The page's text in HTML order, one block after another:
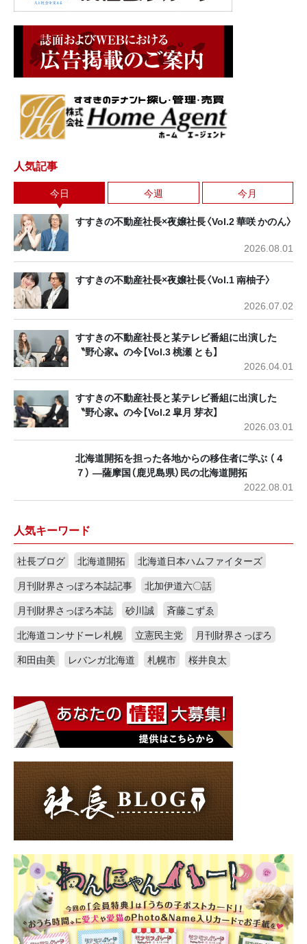
人気記事
今日 今週 今月
すすきの不動産社長×夜嬢社長〈Vol.2 華咲 かのん〉
2026.08.01
すすきの不動産社長×夜嬢社長〈Vol.1 南柚子〉
2026.07.02
すすきの不動産社長と某テレビ番組に出演した
〝野心家〟の今【Vol.3 桃瀬 とも】
2026.04.01
すすきの不動産社長と某テレビ番組に出演した
〝野心家〟の今【Vol.2 皐月 芽衣】
2026.03.01
北海道開拓を担った各地からの移住者に学ぶ （４
７） ―薩摩国（鹿児島県）民の北海道開拓
2022.08.01
人気キーワード
社長ブログ 北海道開拓
北海道日本ハムファイターズ
月刊財界さっぽろ本誌記事
北加伊道六〇話
月刊財界さっぽろ本誌
砂川誠
斉藤こずゑ
北海道コンサドーレ札幌
立憲民主党
月刊財界さっぽろ
和田由美
レバンガ北海道 札幌市 桜井良太